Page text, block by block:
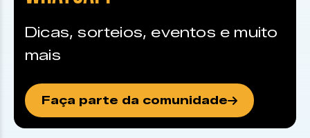
Dicas, sorteios, eventos e muito
mais
Faça parte da comunidade